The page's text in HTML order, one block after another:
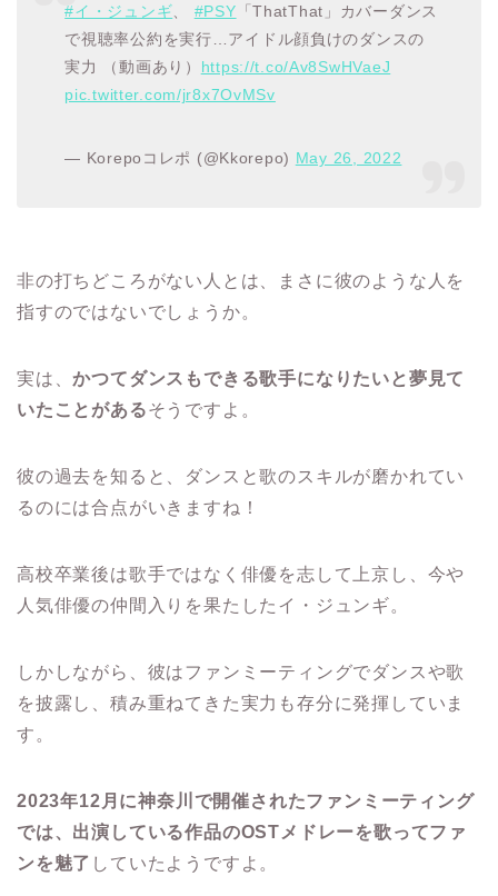
#イ・ジュンギ #PSY 「ThatThat」カバーダンス
で視聴率公約を実行…アイドル顔負けのダンスの
実力 （動画あり） https://t.co/Av8SwHVaeJ
pic.twitter.com/jr8x7OvMSv
— Korepoコレポ (@Kkorepo) May 26, 2022
非の打ちどころがない人とは、まさに彼のような人を
指すのではないでしょうか。
実は、かつてダンスもできる歌手になりたいと夢見て
いたことがあるそうですよ。
彼の過去を知ると、ダンスと歌のスキルが磨かれてい
るのには合点がいきますね！
高校卒業後は歌手ではなく俳優を志して上京し、今や
人気俳優の仲間入りを果たしたイ・ジュンギ。
しかしながら、彼はファンミーティングでダンスや歌
を披露し、積み重ねてきた実力も存分に発揮していま
す。
2023年12月に神奈川で開催されたファンミーティング
では、出演している作品のOSTメドレーを歌ってファ
ンを魅了 していたようですよ。